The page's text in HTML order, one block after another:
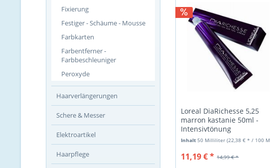
Fixierung
Festiger - Schäume - Mousse
Farbkarten
Farbentferner -
Farbbeschleuniger
Peroxyde
Haarverlängerungen
Schere & Messer
Elektroartikel
Haarpflege
Loreal DiaRichesse 5,25
marron kastanie 50ml -
Intensivtönung
Inhalt 50 Milliliter(22,38 € * / 100 Milliliter)
14,99 € *
11,19 € *